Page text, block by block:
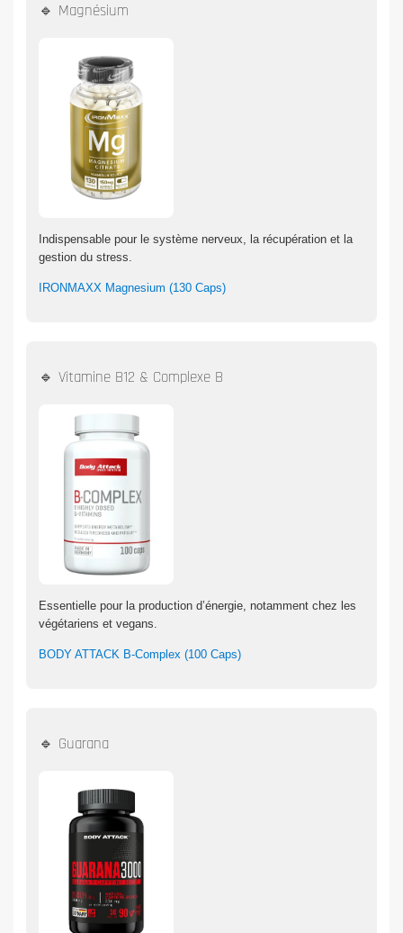
🔹 Magnésium
Indispensable pour le système nerveux, la récupération et la
gestion du stress.
IRONMAXX Magnesium (130 Caps)
🔹 Vitamine B12 & Complexe B
Essentielle pour la production d’énergie, notamment chez les
végétariens et vegans.
BODY ATTACK B-Complex (100 Caps)
🔹 Guarana